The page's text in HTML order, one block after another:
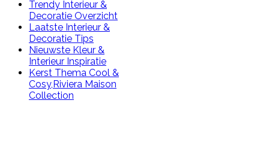
Trendy Interieur &
Decoratie Overzicht
Laatste Interieur &
Decoratie Tips
Nieuwste Kleur &
Interieur Inspiratie
Kerst Thema Cool &
Cosy,Riviera Maison
Collection